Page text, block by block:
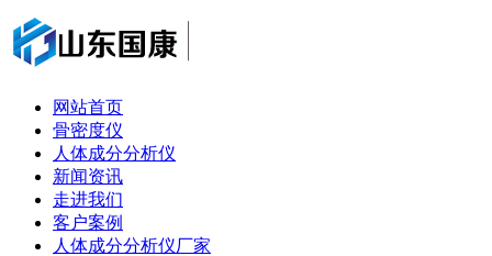
网站首页
骨密度仪
人体成分分析仪
新闻资讯
走进我们
客户案例
人体成分分析仪厂家